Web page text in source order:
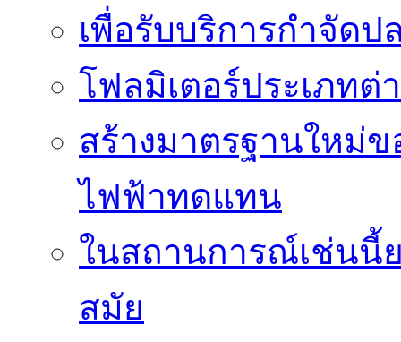
เพื่อรับบริการกำจัด
โฟลมิเตอร์ประเภทต่
สร้างมาตรฐานใหม่ข
ไฟฟ้าทดแทน
ในสถานการณ์เช่นนี้
สมัย